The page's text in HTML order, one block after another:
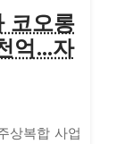
코오롱
억…자
상복합 사업